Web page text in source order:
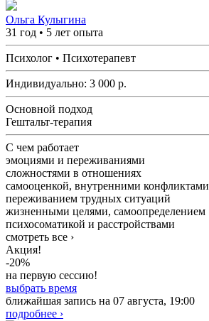
Ольга Кулыгина
31 год • 5 лет опыта
Психолог • Психотерапевт
Индивидуально: 3 000 р.
Основной подход
Гештальт-терапия
С чем работает
эмоциями и переживаниями
сложностями в отношениях
самооценкой, внутренними конфликтами
переживанием трудных ситуаций
жизненными целями, самоопределением
психосоматикой и расстройствами
смотреть все ›
Акция!
-20%
на первую сессию!
выбрать время
ближайшая запись на 07 августа, 19:00
подробнее ›